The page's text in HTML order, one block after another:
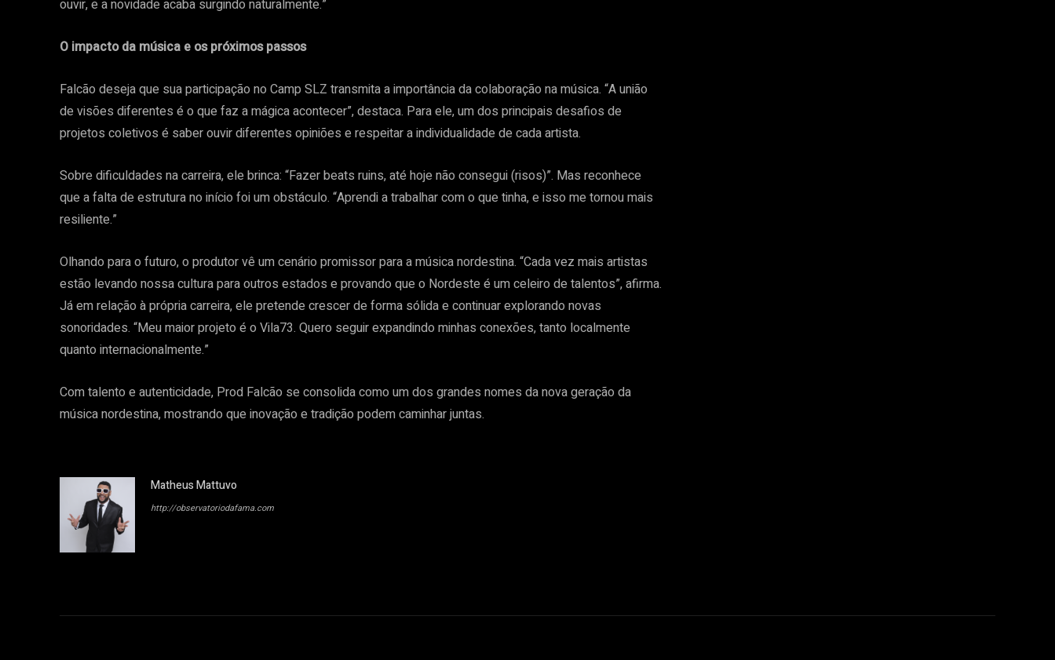
ouvir, e a novidade acaba surgindo naturalmente.”
O impacto da música e os próximos passos
Falcão deseja que sua participação no Camp SLZ transmita a importância da colaboração na música. “A união
de visões diferentes é o que faz a mágica acontecer”, destaca. Para ele, um dos principais desafios de
projetos coletivos é saber ouvir diferentes opiniões e respeitar a individualidade de cada artista.
Sobre dificuldades na carreira, ele brinca: “Fazer beats ruins, até hoje não consegui (risos)”. Mas reconhece
que a falta de estrutura no início foi um obstáculo. “Aprendi a trabalhar com o que tinha, e isso me tornou mais
resiliente.”
Olhando para o futuro, o produtor vê um cenário promissor para a música nordestina. “Cada vez mais artistas
estão levando nossa cultura para outros estados e provando que o Nordeste é um celeiro de talentos”, afirma.
Já em relação à própria carreira, ele pretende crescer de forma sólida e continuar explorando novas
sonoridades. “Meu maior projeto é o Vila73. Quero seguir expandindo minhas conexões, tanto localmente
quanto internacionalmente.”
Com talento e autenticidade, Prod Falcão se consolida como um dos grandes nomes da nova geração da
música nordestina, mostrando que inovação e tradição podem caminhar juntas.
Matheus Mattuvo
http://observatoriodafama.com